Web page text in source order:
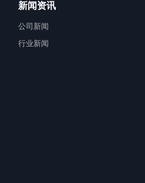
新闻资讯
公司新闻
行业新闻